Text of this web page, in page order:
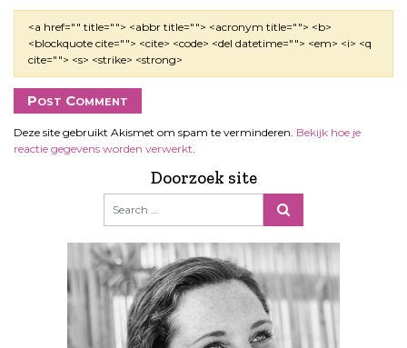
<a href="" title=""> <abbr title=""> <acronym title=""> <b>
<blockquote cite=""> <cite> <code> <del datetime=""> <em> <i> <q
cite=""> <s> <strike> <strong>
Deze site gebruikt Akismet om spam te verminderen. Bekijk hoe je
reactie gegevens worden verwerkt
Doorzoek site